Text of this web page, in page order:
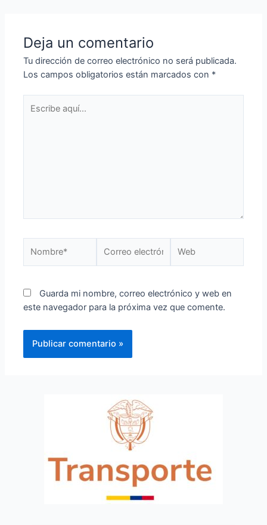
Deja un comentario
Tu dirección de correo electrónico no será publicada.
Los campos obligatorios están marcados con *
Guarda mi nombre, correo electrónico y web en
este navegador para la próxima vez que comente.